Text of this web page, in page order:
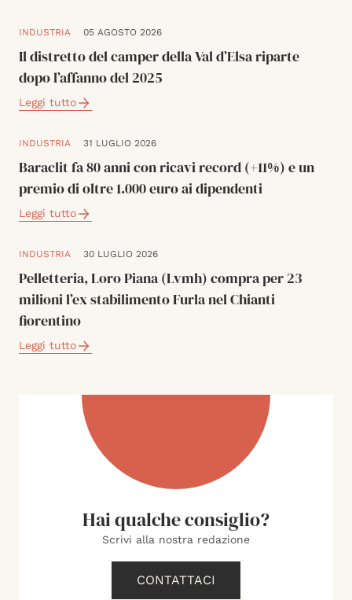
INDUSTRIA 05 AGOSTO 2026
Il distretto del camper della Val d’Elsa riparte
dopo l’affanno del 2025
Leggi tutto
INDUSTRIA 31 LUGLIO 2026
Baraclit fa 80 anni con ricavi record (+11%) e un
premio di oltre 1.000 euro ai dipendenti
Leggi tutto
INDUSTRIA 30 LUGLIO 2026
Pelletteria, Loro Piana (Lvmh) compra per 23
milioni l’ex stabilimento Furla nel Chianti
fiorentino
Leggi tutto
Hai qualche consiglio?
Scrivi alla nostra redazione
CONTATTACI